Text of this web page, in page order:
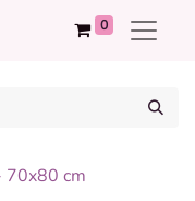
0
70x80 cm